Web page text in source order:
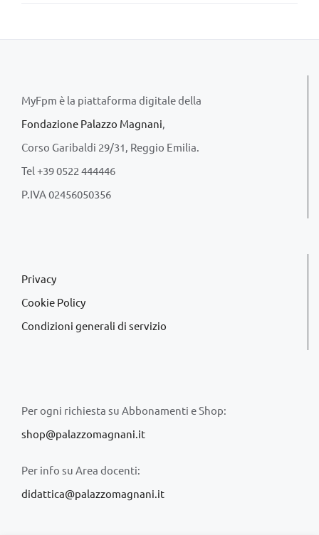
MyFpm è la piattaforma digitale della
Fondazione Palazzo Magnani
Corso Garibaldi 29/31, Reggio Emilia.
Tel +39 0522 444446
P.IVA 02456050356
Privacy
Cookie Policy
Condizioni generali di servizio
Per ogni richiesta su Abbonamenti e Shop:
shop@palazzomagnani.it
Per info su Area docenti:
didattica@palazzomagnani.it